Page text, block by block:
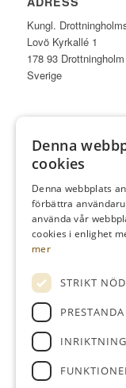
Kungl.
Lovö Kyrkallé 1
178 93 Drottningholm
Sverige
TELEFON
Kansli 08-759 03
Reception08-759
Restaurang08-
MAIL
info@kdrgk.se
reception@kdrgk.se
Denna
cookies
Denna webbplats
förbättra
använda vår
cookies i enlighet
mer
STRIKT
PRESTANDA
INRIKTNING